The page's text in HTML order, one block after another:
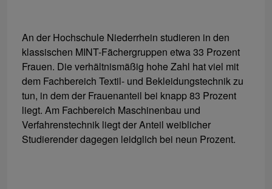
An der Hochschule Niederrhein studieren in den
klassischen MINT-Fächergruppen etwa 33 Prozent
Frauen. Die verhältnismäßig hohe Zahl hat viel mit
dem Fachbereich Textil- und Bekleidungstechnik zu
tun, in dem der Frauenanteil bei knapp 83 Prozent
liegt. Am Fachbereich Maschinenbau und
Verfahrenstechnik liegt der Anteil weiblicher
Studierender dagegen leidglich bei neun Prozent.